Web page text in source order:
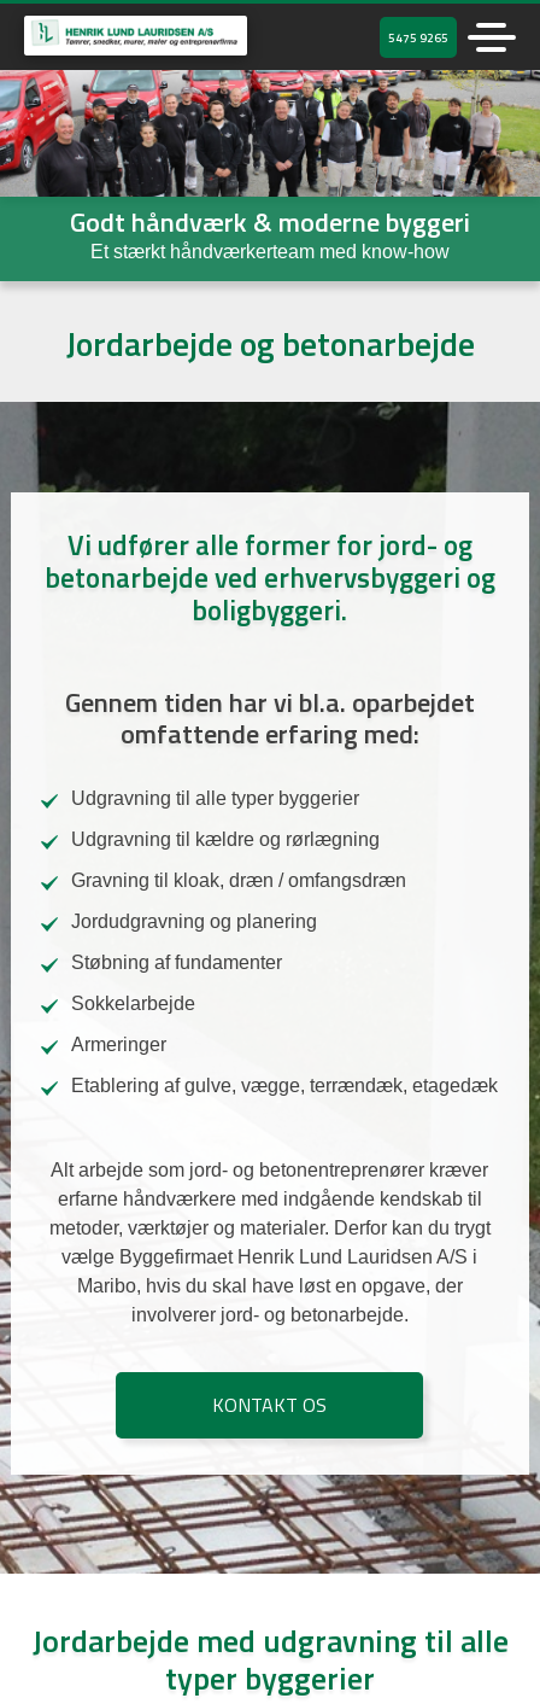
5475 9265
Godt håndværk & moderne byggeri
Et stærkt håndværkerteam med know-how
Jordarbejde og betonarbejde
Vi udfører alle former for jord- og
betonarbejde ved erhvervsbyggeri og
boligbyggeri.
Gennem tiden har vi bl.a. oparbejdet
omfattende erfaring med:
Udgravning til alle typer byggerier
Udgravning til kældre og rørlægning
Gravning til kloak, dræn / omfangsdræn
Jordudgravning og planering
Støbning af fundamenter
Sokkelarbejde
Armeringer
Etablering af gulve, vægge, terrændæk, etagedæk
Alt arbejde som jord- og betonentreprenører kræver
erfarne håndværkere med indgående kendskab til
metoder, værktøjer og materialer. Derfor kan du trygt
vælge Byggefirmaet Henrik Lund Lauridsen A/S i
Maribo, hvis du skal have løst en opgave, der
involverer jord- og betonarbejde.
KONTAKT OS
Jordarbejde med udgravning til alle
typer byggerier